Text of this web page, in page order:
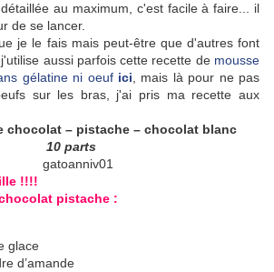
au maximum, c'est facile à faire... il
de se lancer.
je le fais mais peut-être que d'autres font
aussi parfois cette recette de mousse
gélatine ni oeuf ici , mais là pour ne pas
sur les bras, j'ai pris ma recette aux
chocolat – pistache – chocolat blanc
10 parts
!!!!
pistache :
glace
d’amande